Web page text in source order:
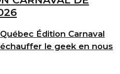
Édition Carnaval
le geek en nous